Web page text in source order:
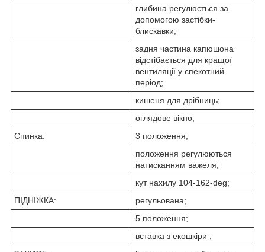
глибина регулюється за
допомогою застібки-
блискавки;
задня частина капюшона
відстібається для кращої
вентиляції у спекотний
період;
кишеня для дрібниць;
оглядове вікно;
Спинка:
3 положення;
положення регулюються
натисканням важеля;
кут нахилу 104-162-deg;
ПІДНІЖКА:
регульована;
5 положення;
вставка з екошкіри ;